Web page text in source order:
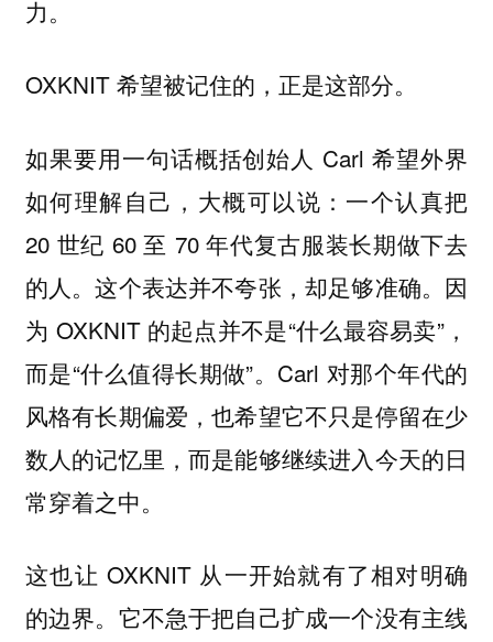
力。
OXKNIT 希望被记住的，正是这部分。
如果要用一句话概括创始人 Carl 希望外界
如何理解自己，大概可以说：一个认真把
20 世纪 60 至 70 年代复古服装长期做下去
的人。这个表达并不夸张，却足够准确。因
为 OXKNIT 的起点并不是“什么最容易卖”，
而是“什么值得长期做”。Carl 对那个年代的
风格有长期偏爱，也希望它不只是停留在少
数人的记忆里，而是能够继续进入今天的日
常穿着之中。
这也让 OXKNIT 从一开始就有了相对明确
的边界。它不急于把自己扩成一个没有主线